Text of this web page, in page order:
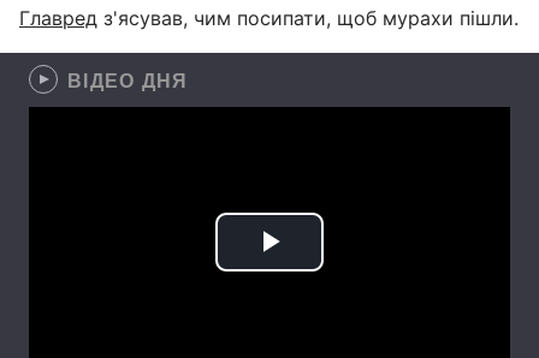
Главред з'ясував, чим посипати, щоб мурахи пішли.
ВІДЕО ДНЯ